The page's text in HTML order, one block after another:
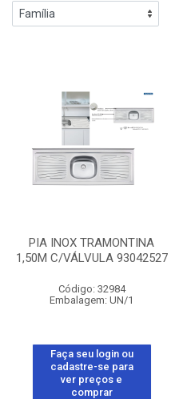
PIA INOX TRAMONTINA
1,50M C/VÁLVULA 93042527
Código: 32984
Embalagem: UN/1
Faça seu login ou
cadastre-se para
ver preços e
comprar